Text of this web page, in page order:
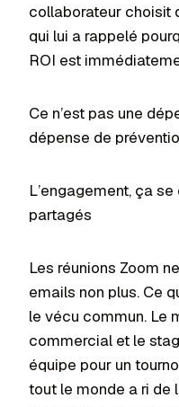
collaborateur choisit
qui lui a rappelé
ROI est
Ce n’est pas une
dépense de
L’engagement, ça
partagés
Les réunions Zoom
emails non plus. Ce
le vécu commun. Le
commercial et le
équipe pour un
tout le monde a ri de